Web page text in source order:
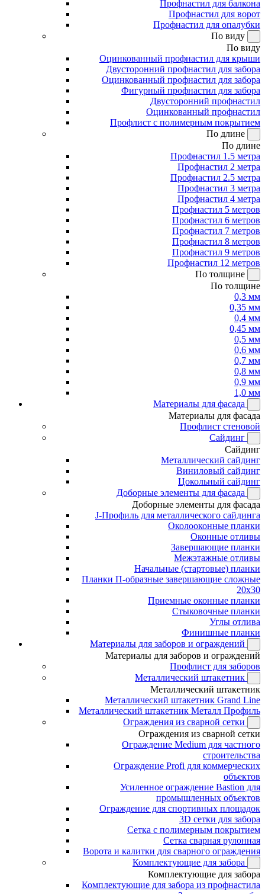
Профнастил для балкона
Профнастил для ворот
Профнастил для опалубки
По виду
По виду
Оцинкованный профнастил для крыши
Двусторонний профнастил для забора
Оцинкованный профнастил для забора
Фигурный профнастил для забора
Двусторонний профнастил
Оцинкованный профнастил
Профлист с полимерным покрытием
По длине
По длине
Профнастил 1.5 метра
Профнастил 2 метра
Профнастил 2.5 метра
Профнастил 3 метра
Профнастил 4 метра
Профнастил 5 метров
Профнастил 6 метров
Профнастил 7 метров
Профнастил 8 метров
Профнастил 9 метров
Профнастил 12 метров
По толщине
По толщине
0,3 мм
0,35 мм
0,4 мм
0,45 мм
0,5 мм
0,6 мм
0,7 мм
0,8 мм
0,9 мм
1,0 мм
Материалы для фасада
Материалы для фасада
Профлист стеновой
Сайдинг
Сайдинг
Металлический сайдинг
Виниловый сайдинг
Цокольный сайдинг
Доборные элементы для фасада
Доборные элементы для фасада
J-Профиль для металлического сайдинга
Околооконные планки
Оконные отливы
Завершающие планки
Межэтажные отливы
Начальные (стартовые) планки
Планки П-образные завершающие сложные
20x30
Приемные оконные планки
Стыковочные планки
Углы отлива
Финишные планки
Материалы для заборов и ограждений
Материалы для заборов и ограждений
Профлист для заборов
Металлический штакетник
Металлический штакетник
Металлический штакетник Grand Line
Металлический штакетник Металл Профиль
Ограждения из сварной сетки
Ограждения из сварной сетки
Ограждение Medium для частного
строительства
Ограждение Profi для коммерческих
объектов
Усиленное ограждение Bastion для
промышленных объектов
Ограждение для спортивных площадок
3D сетки для забора
Сетка с полимерным покрытием
Сетка сварная рулонная
Ворота и калитки для сварного ограждения
Комплектующие для забора
Комплектующие для забора
Комплектующие для забора из профнастила